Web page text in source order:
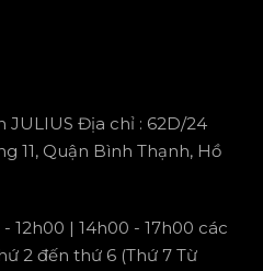
JULIUS Địa chỉ : 62D/24
11, Quận Bình Thạnh, Hồ
12h00 | 14h00 - 17h00 các
2 đến thứ 6 (Thứ 7 Từ